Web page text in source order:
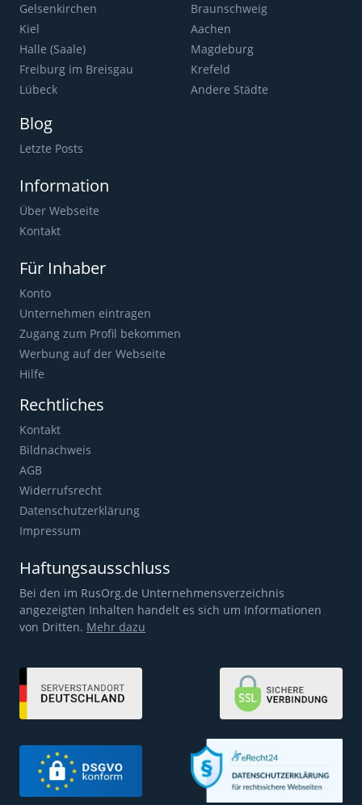
Gelsenkirchen
Braunschweig
Kiel
Aachen
Halle (Saale)
Magdeburg
Freiburg im Breisgau
Krefeld
Lübeck
Andere Städte
Blog
Letzte Posts
Information
Über Webseite
Kontakt
Für Inhaber
Konto
Unternehmen eintragen
Zugang zum Profil bekommen
Werbung auf der Webseite
Hilfe
Rechtliches
Kontakt
Bildnachweis
AGB
Widerrufsrecht
Datenschutzerklärung
Impressum
Haftungsausschluss
Bei den im RusOrg.de Unternehmensverzeichnis
angezeigten Inhalten handelt es sich um Informationen
von Dritten. Mehr dazu